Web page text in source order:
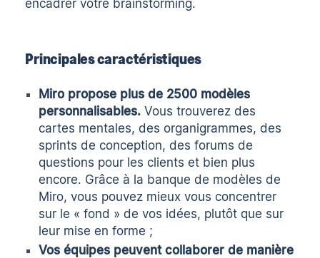
encadrer votre brainstorming.
Principales caractéristiques
Miro propose plus de 2500 modèles
personnalisables. Vous trouverez des
cartes mentales, des organigrammes, des
sprints de conception, des forums de
questions pour les clients et bien plus
encore. Grâce à la banque de modèles de
Miro, vous pouvez mieux vous concentrer
sur le « fond » de vos idées, plutôt que sur
leur mise en forme ;
Vos équipes peuvent collaborer de manière